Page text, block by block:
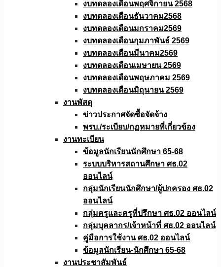
งบทดลองเดือนพฤศจิกายน 2568
งบทดลองเดือนธันวาคม2568
งบทดลองเดือนมกราคม2569
งบทดลองเดือนกุมภาพันธ์ 2569
งบทดลองเดือนมีนาคม2569
งบทดลองเดือนเมษายน 2569
งบทดลองเดือนพฤษภาคม 2569
งบทดลองเดือนมิถุนายน 2569
งานพัสดุ
ข่าวประกาศจัดซื้อจัดจ้าง
พรบ./ระเบียบ/กฏหมายที่เกี่ยวข้อง
งานทะเบียน
ข้อมูลนักเรียนนักศึกษา 65-68
ระบบบริหารสถานศึกษา ศธ.02
ออนไลน์
กลุ่มนักเรียนนักศึกษา/ผู้ปกครอง ศธ.02
ออนไลน์
กลุ่มครูและครูที่ปรึกษา ศธ.02 ออนไลน์
กลุ่มบุคลากร/เจ้าหน้าที่ ศธ.02 ออนไลน์
คู่มือการใช้งาน ศธ.02 ออนไลน์
ข้อมูลนักเรียน-นักศึกษา 65-68
งานประชาสัมพันธ์